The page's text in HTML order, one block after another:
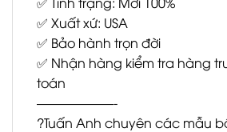
✅ Xuất xứ: USA
✅ Bảo hành trọn đời
✅ Nhận hàng kiểm tra hàng
toán
——————-
?Tuấn Anh chuyên các mẫu